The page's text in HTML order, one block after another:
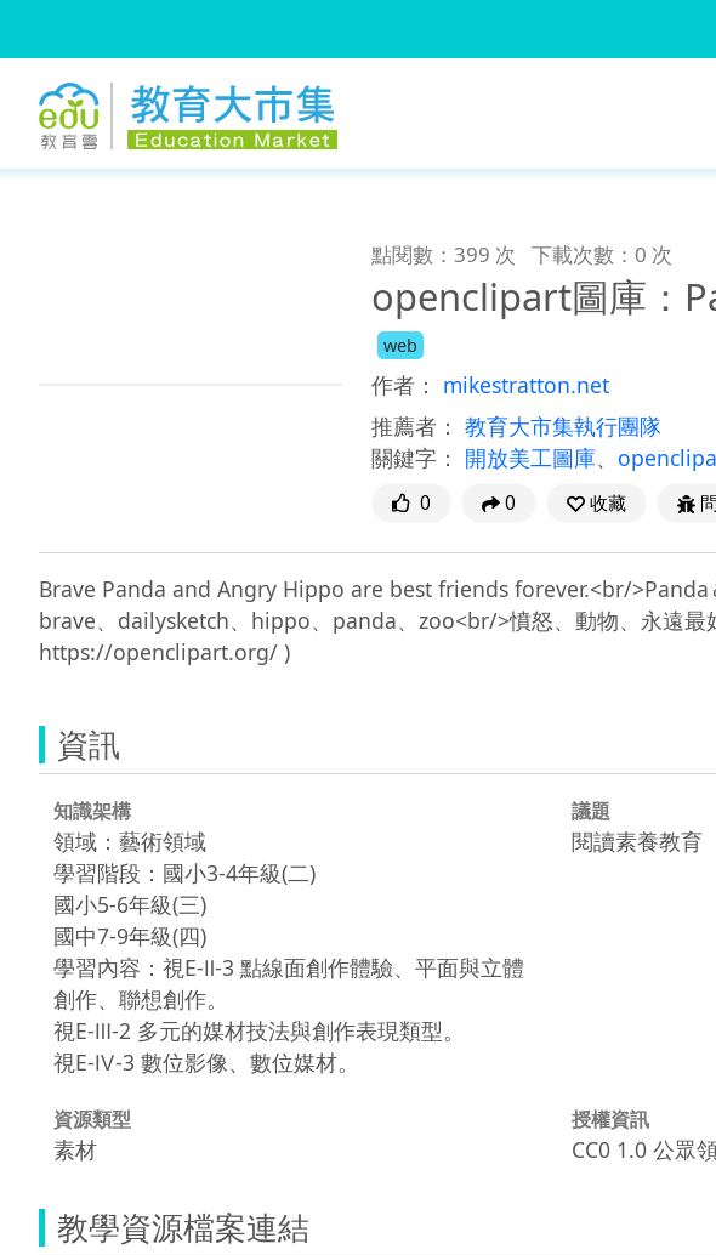
點閱數：399 次 下載次數：0 次
openclipart圖庫：
web
作者： mikestratton.net
推薦者： 教育大市集執行團隊
關鍵字： 開放美工圖庫、
0 0 收藏
Brave Panda and Angry Hippo are best friends forever.<br/
brave、dailysketch、hippo、panda、zoo<br/>憤怒、動物、永遠
資訊
知識架構
領域：藝術領域
學習階段：國小3-4年級(二)
國小5-6年級(三)
國中7-9年級(四)
學習內容：視E-Ⅱ-3 點線面創作體驗、平面與立體
創作、聯想創作。
視E-Ⅲ-2 多元的媒材技法與創作表現類型。
視E-Ⅳ-3 數位影像、數位媒材。
議題
閱讀素養教育
資源類型
素材
授權資訊
CC0 1.0 公眾
教學資源檔案連結